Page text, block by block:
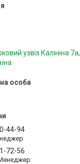
узвіз Калініна 7а,
44-94
72-56